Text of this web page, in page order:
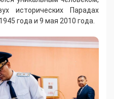
исторических Парадах
года и 9 мая 2010 года.